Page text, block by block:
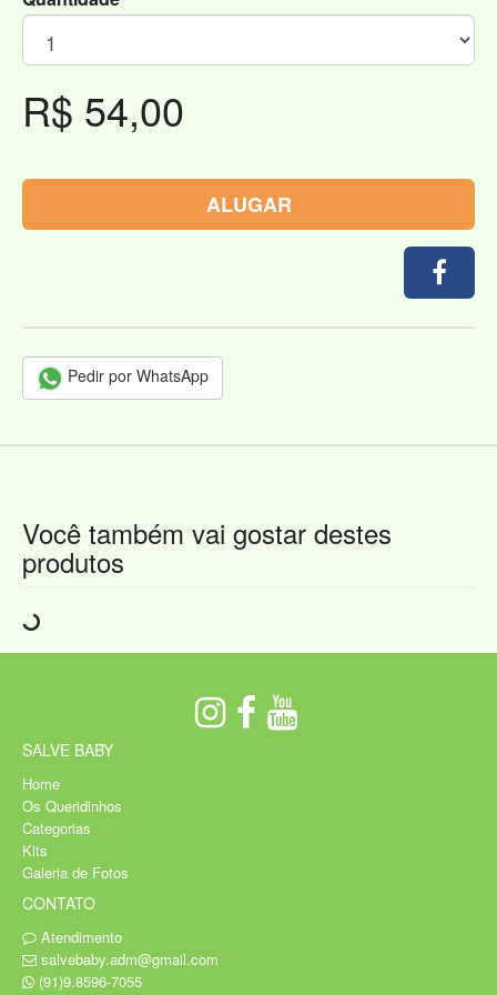
R$ 54,00
ALUGAR
Pedir por WhatsApp
Você também vai gostar destes
produtos
SALVE BABY
Home
Os Queridinhos
Categorias
Kits
Galeria de Fotos
CONTATO
Atendimento
salvebaby.adm@gmail.com
(91)9.8596-7055